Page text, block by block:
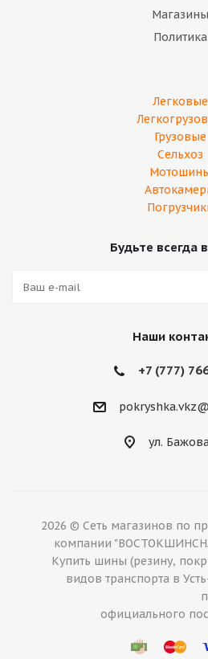
Магазины
Политика
Легковые
Грузовые
Сельхоз
Будьте всегда
Наши
+7 (777)
ул.
2026 © Сеть магазинов по
компании
Купить шины (резину,
видов транспорта в
по лучшей
официального